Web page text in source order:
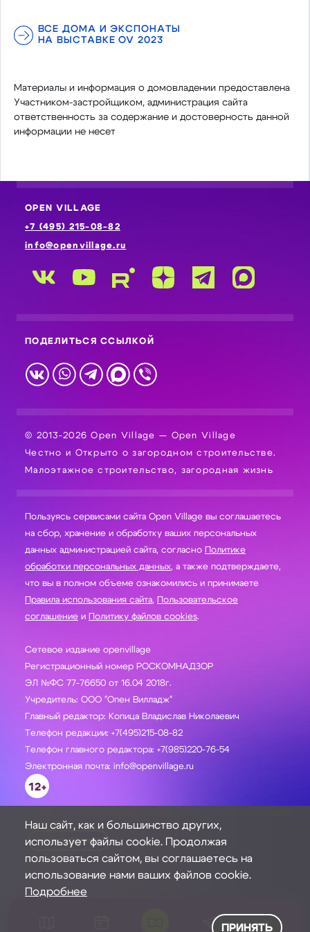
ВСЕ ДОМА И ЭКСПОНАТЫ
НА ВЫСТАВКЕ OV 2023
Материалы и информация о домовладении предоставлена
Участником-застройщиком, администрация сайта
ответственность за содержание и достоверность данной
информации не несет
OPEN VILLAGE
+7 (495) 215-08-82
info@openvillage.ru
ПОДЕЛИТЬСЯ ССЫЛКОЙ
© 2013-2026 Open Village — Open Village
Честно и Открыто о загородном строительстве.
Малоэтажное строительство, загородная жизнь
Пользуясь сервисами сайта Open Village вы соглашаетесь
на сбор, хранение и обработку ваших персональных
данных администрацией сайта, согласно
Политике
обработки персональных данных, а также подтверждаете,
что вы в полном объеме ознакомились и принимаете
Правила использования сайта,
Пользовательское
соглашение и Политику файлов cookies.
Сетевое издание openvillage
Регистрационный номер РОСКОМНАДЗОР
ЭЛ №ФС 77-76650 от 16.04 2018г.
Учредитель: ООО "Опен Вилладж"
Главный редактор: Копица Владислав Николаевич
Телефон редакции: +7(495)215-08-82
Телефон главного редактора: +7(985)220-76-54
Электронная почта: info@openvillage.ru
12+
ЗАДАТЬ ВОПРОС
Наш сайт, как и большинство других,
использует файлы cookie. Продолжая
пользоваться сайтом, вы соглашаетесь на
использование нами ваших файлов cookie.
Подробнее
ПРИНЯТЬ